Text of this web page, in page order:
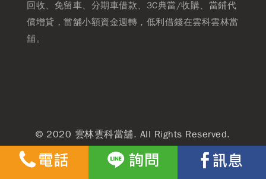
回收、免留車、分期車借款、3C典當/收購、當鋪代
償增貸，當舖小額資金週轉，低利借錢在雲科雲林當
舖。
© 2020 雲林雲科當舖. All Rights Reserved.